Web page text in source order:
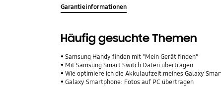
Garantieinformationen
Häufig gesuchte Themen
Samsung Handy finden mit "Mein Gerät finden"
Mit Samsung Smart Switch Daten übertragen
Wie optimiere ich die Akkulaufzeit meines Galaxy
Galaxy Smartphone: Fotos auf PC übertragen